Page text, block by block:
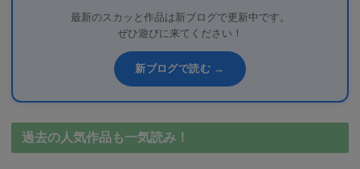
最新のスカッと作品は新ブログで更新中です。
ぜひ遊びに来てください！
新ブログで読む →
過去の人気作品も一気読み！